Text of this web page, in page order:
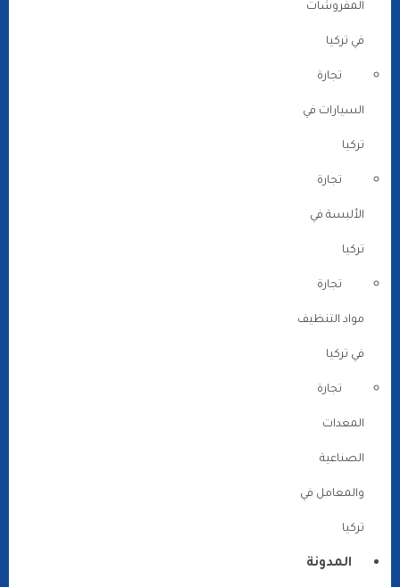
المفروشات
في تركيا
تجارة
السيارات في
تركيا
تجارة
الألبسة في
تركيا
تجارة
مواد التنظيف
في تركيا
تجارة
المعدات
الصناعية
والمعامل في
تركيا
المدونة